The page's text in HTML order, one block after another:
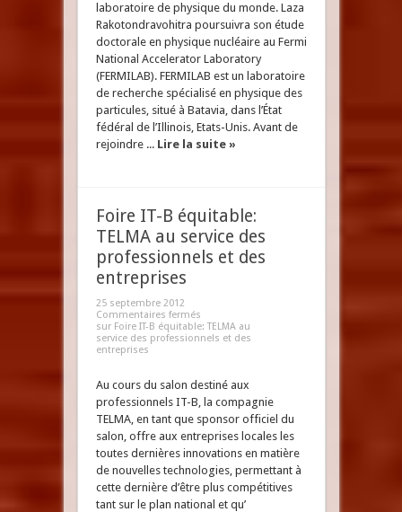
laboratoire de physique du monde. Laza
Rakotondravohitra poursuivra son étude
doctorale en physique nucléaire au Fermi
National Accelerator Laboratory
(FERMILAB). FERMILAB est un laboratoire
de recherche spécialisé en physique des
particules, situé à Batavia, dans l’État
fédéral de l’Illinois, Etats-Unis. Avant de
rejoindre ... Lire la suite »
Foire IT-B équitable:
TELMA au service des
professionnels et des
entreprises
25 septembre 2012
Commentaires fermés
sur Foire IT-B équitable: TELMA au
service des professionnels et des
entreprises
Au cours du salon destiné aux
professionnels IT-B, la compagnie
TELMA, en tant que sponsor officiel du
salon, offre aux entreprises locales les
toutes dernières innovations en matière
de nouvelles technologies, permettant à
cette dernière d’être plus compétitives
tant sur le plan national et qu’